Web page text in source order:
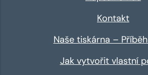
Kontakt
Naše tiskárna –
Jak vytvořit vlastní